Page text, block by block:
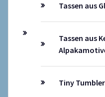
Tassen aus
Tassen aus
Tiny